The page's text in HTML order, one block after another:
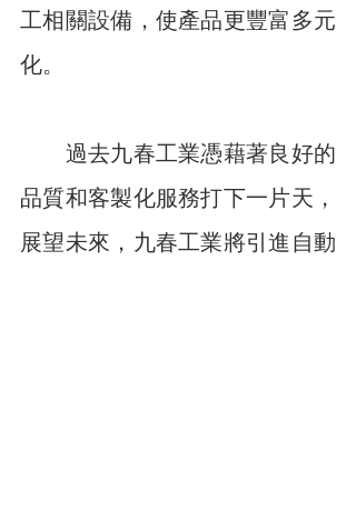
工相關設備，使產品更豐富多元
化。
過去九春工業憑藉著良好的
品質和客製化服務打下一片天，
展望未來，九春工業將引進自動